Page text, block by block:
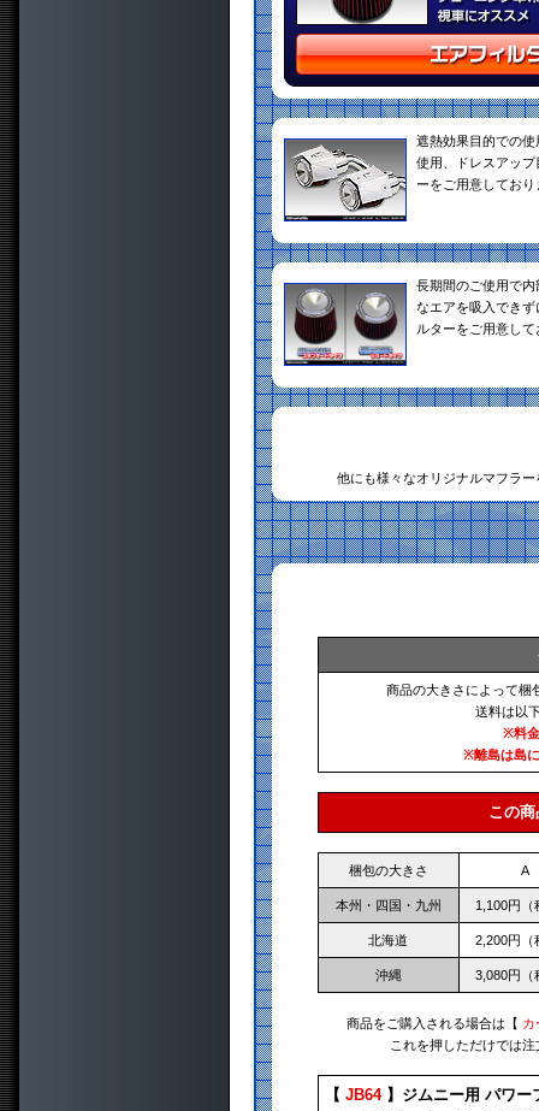
遮熱効果目的での
使用、ドレスアッ
ーをご用意しており
長期間のご使用で
なエアを吸入でき
ルターをご用意し
他にも様々なオリジナルマフラ
商品の大きさによって梱
送料は以
※料
※離島は島
この
梱包の大きさ A
本州・四国・九州 1,100円（
北海道 2,200円（
沖縄 3,080円（
商品をご購入される場合は【 カ
これを押しただけでは
【 JB64】ジムニー用 パワー